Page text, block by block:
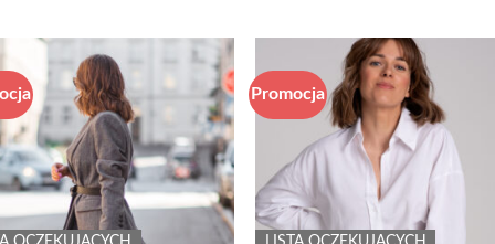
Add to
wishlist
Promocja